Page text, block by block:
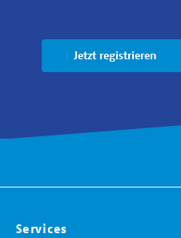
Jetzt registrieren
Services